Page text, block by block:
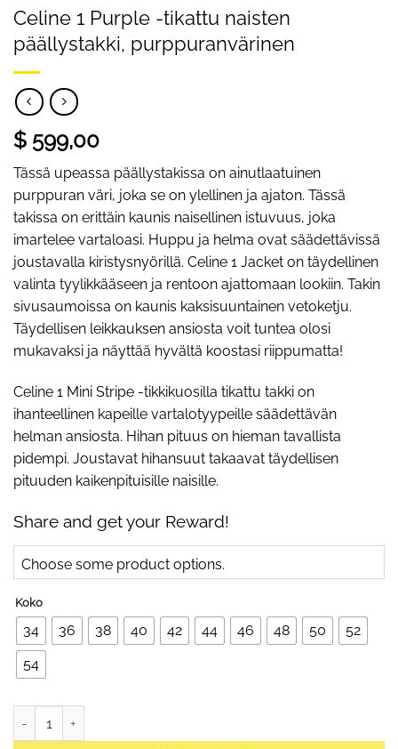
Celine 1 Purple -tikattu naisten
päällystakki, purppuranvärinen
$ 599,00
Tässä upeassa päällystakissa on ainutlaatuinen
purppuran väri, joka se on ylellinen ja ajaton. Tässä
takissa on erittäin kaunis naisellinen istuvuus, joka
imartelee vartaloasi. Huppu ja helma ovat säädettävissä
joustavalla kiristysnyörillä. Celine 1 Jacket on täydellinen
valinta tyylikkääseen ja rentoon ajattomaan lookiin. Takin
sivusaumoissa on kaunis kaksisuuntainen vetoketju.
Täydellisen leikkauksen ansiosta voit tuntea olosi
mukavaksi ja näyttää hyvältä koostasi riippumatta!
Celine 1 Mini Stripe -tikkikuosilla tikattu takki on
ihanteellinen kapeille vartalotyypeille säädettävän
helman ansiosta. Hihan pituus on hieman tavallista
pidempi. Joustavat hihansuut takaavat täydellisen
pituuden kaikenpituisille naisille.
Share and get your Reward!
Choose some product options.
Koko
34 36 38 40 42 44 46 48 50
52
54